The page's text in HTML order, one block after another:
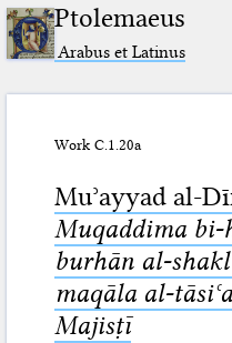
Ptolemaeus
Arabus et Latinus
Work C.1.20a
Muʾayyad al-
Muqaddima
burhān al-
maqāla al-
Majisṭī